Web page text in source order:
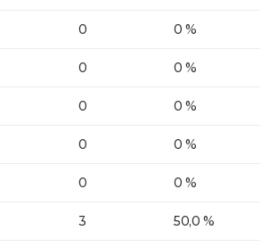
0 0 %
0 0 %
0 0 %
0 0 %
0 0 %
3 50,0 %